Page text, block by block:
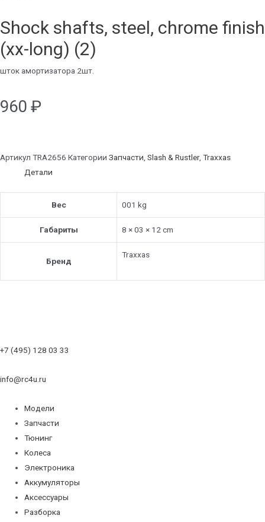
Shock shafts, steel, chrome finish
(xx-long) (2)
шток амортизатора 2шт.
960 ₽
Артикул TRA2656 Категории Запчасти, Slash & Rustler, Traxxas
Детали
Вес 001 kg
Габариты 8 × 03 × 12 cm
Бренд
Traxxas
+7 (495) 128 03 33
info@rc4u.ru
Модели
Запчасти
Тюнинг
Колеса
Электроника
Аккумуляторы
Аксессуары
Разборка